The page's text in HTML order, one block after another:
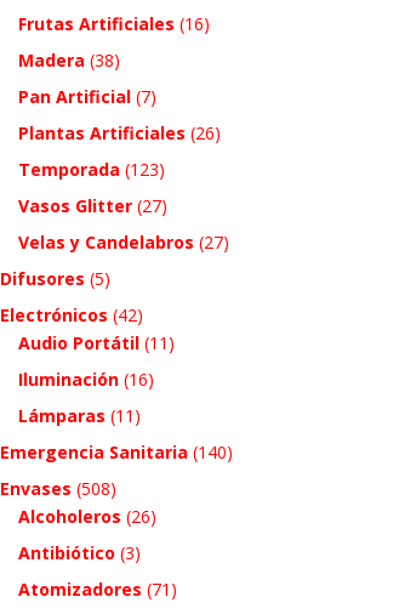
Frutas Artificiales (16)
Madera (38)
Pan Artificial (7)
Plantas Artificiales (26)
Temporada (123)
Vasos Glitter (27)
Velas y Candelabros (27)
Difusores (5)
Electrónicos (42)
Audio Portátil (11)
Iluminación (16)
Lámparas (11)
Emergencia Sanitaria (140)
Envases (508)
Alcoholeros (26)
Antibiótico (3)
Atomizadores (71)